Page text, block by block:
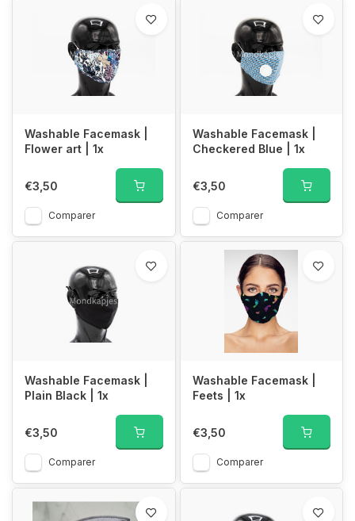
Washable Facemask |
Flower art | 1x
€3,50
Comparer
Washable Facemask |
Checkered Blue | 1x
€3,50
Comparer
Washable Facemask |
Plain Black | 1x
€3,50
Comparer
Washable Facemask |
Feets | 1x
€3,50
Comparer